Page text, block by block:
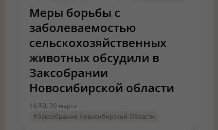
Меры борьбы с
заболеваемостью
сельскохозяйственных
животных обсудили в
Заксобрании
Новосибирской области
16:30, 20 марта
#Заксобрание Новосибирской Области